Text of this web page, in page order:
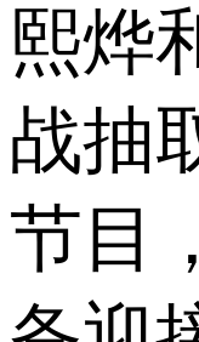
熙烨
战抽
节目